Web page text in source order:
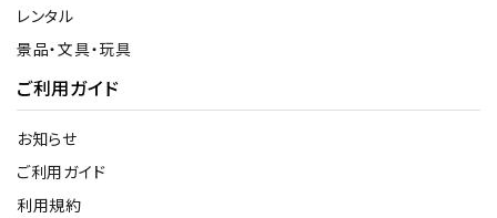
レンタル
景品・文具・玩具
ご利用ガイド
お知らせ
ご利用ガイド
利用規約